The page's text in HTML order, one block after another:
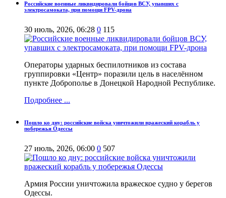
Российские военные ликвидировали бойцов ВСУ, упавших с
электросамоката, при помощи FPV-дрона
30 июль, 2026, 06:28 0 115
Операторы ударных беспилотников из состава
группировки «Центр» поразили цель в населённом
пункте Доброполье в Донецкой Народной Республике.
Подробнее ...
Пошло ко дну: российские войска уничтожили вражеский корабль у
побережья Одессы
27 июль, 2026, 06:00 0 507
Армия России уничтожила вражеское судно у берегов
Одессы.